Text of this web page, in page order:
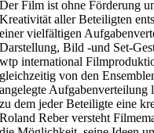
Der Film ist ohne Förderung
Kreativität aller Beteiligten
einer vielfältigen
Darstellung, Bild -und Set-
wtp international
gleichzeitig von den
angelegte Aufgabenverteilung
zu dem jeder Beteiligte eine
Roland Reber versteht